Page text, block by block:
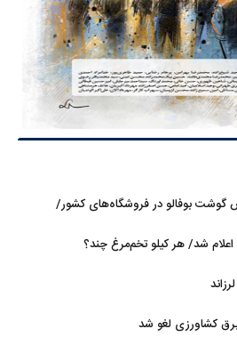
گوشت بوفالو در فروشگاه‌های کشور/
شد/ هر کیلو تخم‌مرغ چند؟
برق کشاورزی لغو شد